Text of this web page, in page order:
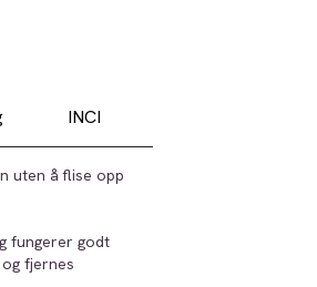
INCI
uten å flise opp
fungerer godt
fjernes